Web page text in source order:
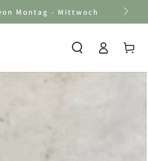
Montag - Mittwoch
Einloggen